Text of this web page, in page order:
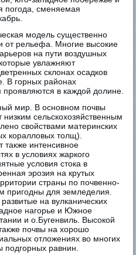
погода, сменяемая
модель существенно
от рельефа. Многие высокие
на пути воздушных
увлажняют
склонах осадков
В горных районах
проявляются в каждой долине.
мир. В основном почвы
сельскохозяйственным
свойствами материнских
коралловых толщ).
также интенсивное
в условиях жаркого
условия стока в
эрозия на крутых
страны по почвенно-
пригодны для земледелия.
на вулканических
нагорье и Южное
и о.Бугенвиль. Высокой
почвы на хорошо
отложениях во многих
подгорных равнин.